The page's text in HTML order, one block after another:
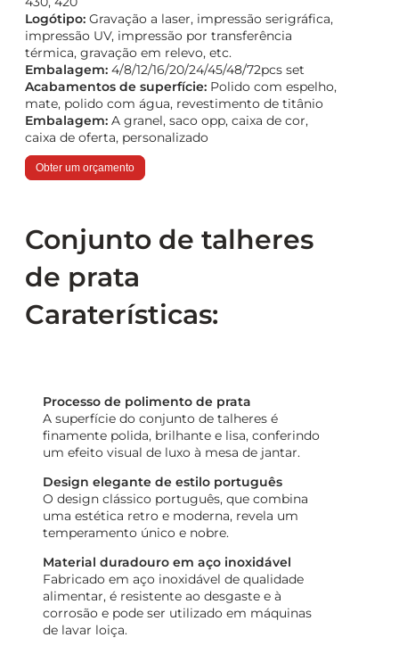
Logótipo: Gravação a laser, impressão serigráfica,
impressão UV, impressão por transferência
térmica, gravação em relevo, etc.
Embalagem: 4/8/12/16/20/24/45/48/72pcs set
Acabamentos de superfície: Polido com espelho,
mate, polido com água, revestimento de titânio
Embalagem: A granel, saco opp, caixa de cor,
caixa de oferta, personalizado
Obter um orçamento
Conjunto de talheres
de prata
Caraterísticas:
Processo de polimento de prata
A superfície do conjunto de talheres é
finamente polida, brilhante e lisa, conferindo
um efeito visual de luxo à mesa de jantar.
Design elegante de estilo português
O design clássico português, que combina
uma estética retro e moderna, revela um
temperamento único e nobre.
Material duradouro em aço inoxidável
Fabricado em aço inoxidável de qualidade
alimentar, é resistente ao desgaste e à
corrosão e pode ser utilizado em máquinas
de lavar loiça.